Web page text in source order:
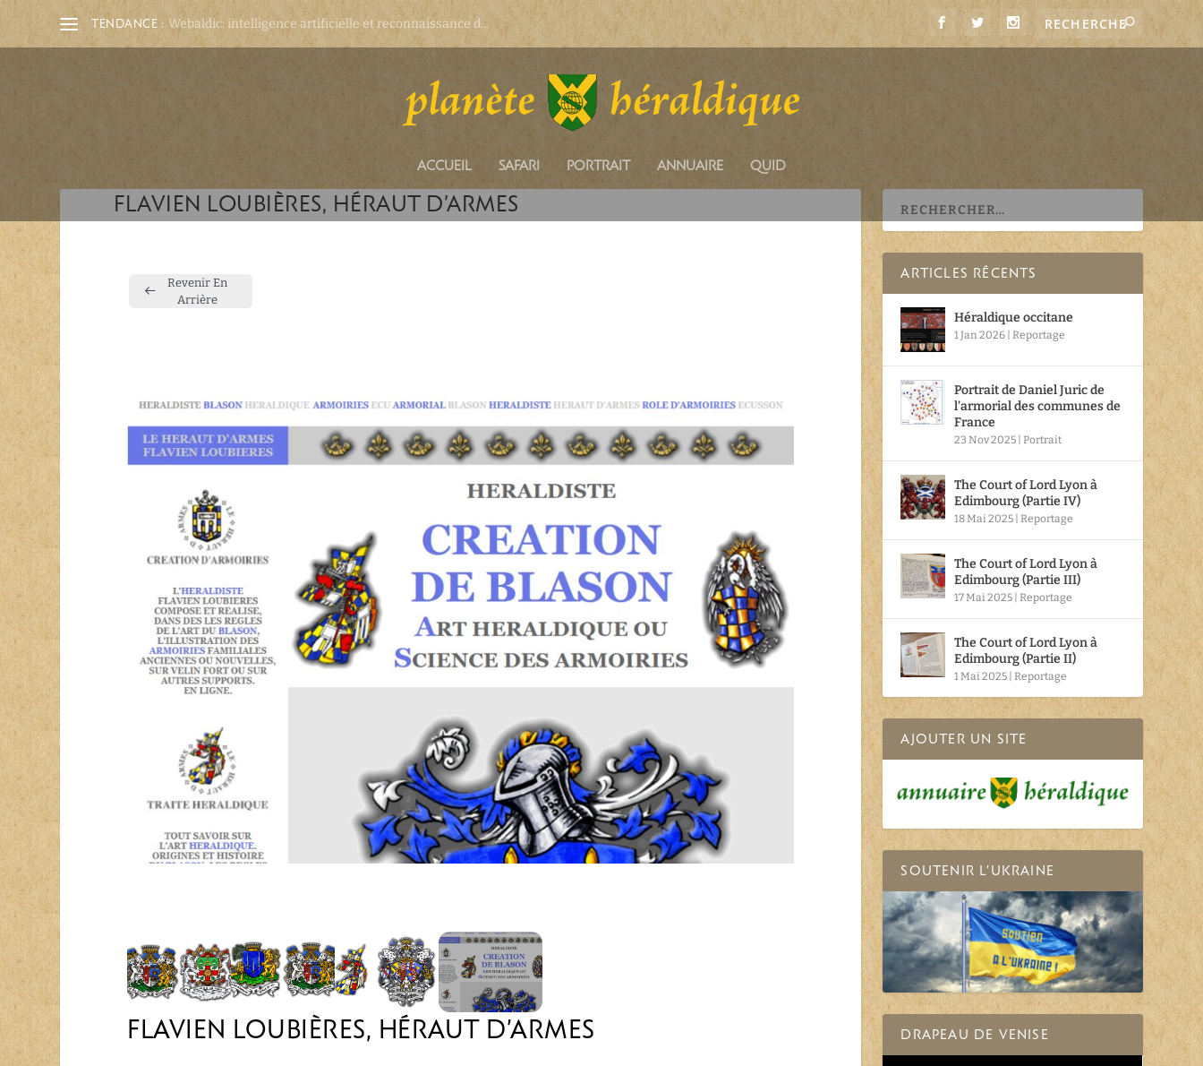
TENDANCE : Webaldic: intelligence artificielle et reconnaissance d...
ACCUEIL SAFARI PORTRAIT ANNUAIRE QUID
FLAVIEN LOUBIÈRES, HÉRAUT D’ARMES
Revenir En
Arrière
FLAVIEN LOUBIÈRES, HÉRAUT D’ARMES
ARTICLES RÉCENTS
Héraldique occitane
1 Jan 2026 Reportage
Portrait de Daniel Juric de
l’armorial des communes de
France
23 Nov 2025 Portrait
The Court of Lord Lyon à
Edimbourg (Partie IV)
18 Mai 2025 Reportage
The Court of Lord Lyon à
Edimbourg (Partie III)
17 Mai 2025 Reportage
The Court of Lord Lyon à
Edimbourg (Partie II)
1 Mai 2025 Reportage
AJOUTER UN SITE
SOUTENIR L’UKRAINE
DRAPEAU DE VENISE